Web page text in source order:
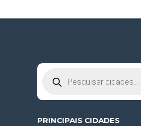
produtos
PRINCIPAIS CIDADES